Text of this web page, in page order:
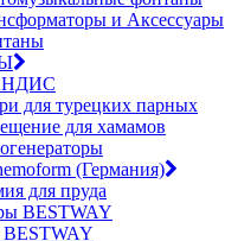
и Аксессуары
для турецких парных
для хамамов
(Германия)
для пруда
BESTWAY
BESTWAY